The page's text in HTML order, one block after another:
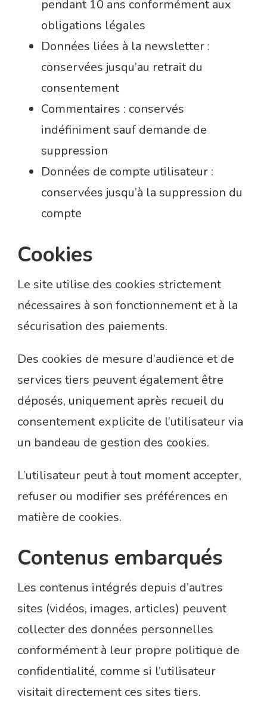
pendant 10 ans conformément aux
obligations légales
Données liées à la newsletter :
conservées jusqu’au retrait du
consentement
Commentaires : conservés
indéfiniment sauf demande de
suppression
Données de compte utilisateur :
conservées jusqu’à la suppression du
compte
Cookies
Le site utilise des cookies strictement
nécessaires à son fonctionnement et à la
sécurisation des paiements.
Des cookies de mesure d’audience et de
services tiers peuvent également être
déposés, uniquement après recueil du
consentement explicite de l’utilisateur via
un bandeau de gestion des cookies.
L’utilisateur peut à tout moment accepter,
refuser ou modifier ses préférences en
matière de cookies.
Contenus embarqués
Les contenus intégrés depuis d’autres
sites (vidéos, images, articles) peuvent
collecter des données personnelles
conformément à leur propre politique de
confidentialité, comme si l’utilisateur
visitait directement ces sites tiers.